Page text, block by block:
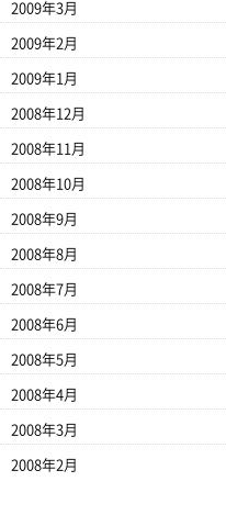
2009年3月
2009年2月
2009年1月
2008年12月
2008年11月
2008年10月
2008年9月
2008年8月
2008年7月
2008年6月
2008年5月
2008年4月
2008年3月
2008年2月